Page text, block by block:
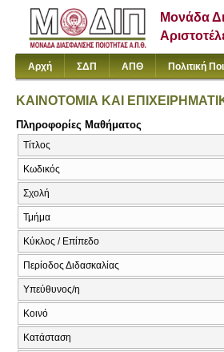
Μονάδα
Αρχή ΣΔΠ ΑΠΘ Πολιτική
ΚΑΙΝΟΤΟΜΙΑ ΚΑΙ
Πληροφορίες Μαθήματος
Τίτλος
Κωδικός
Σχολή
Τμήμα
Κύκλος / Επίπεδο
Περίοδος Διδασκαλίας
Υπεύθυνος/η
Κοινό
Κατάσταση